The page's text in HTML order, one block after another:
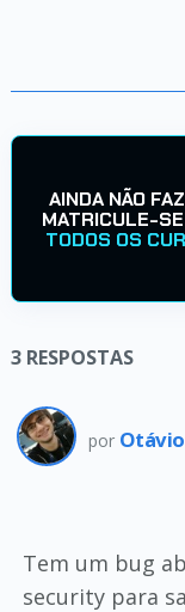
AINDA NÃO
MATRICULE-
TODOS OS
3 RESPOSTAS
por
Tem um bug
security para